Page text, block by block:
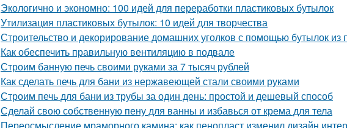
Экологично и экономно: 100 идей для переработки пластиковых бутылок
Утилизация пластиковых бутылок: 10 идей для творчества
Строительство и декорирование домашних уголков с помощью бутылок из
Как обеспечить правильную вентиляцию в подвале
Строим банную печь своими руками за 7 тысяч рублей
Как сделать печь для бани из нержавеющей стали своими руками
Строим печь для бани из трубы за один день: простой и дешевый способ
Сделай свою собственную пену для ванны и избавься от крема для тела